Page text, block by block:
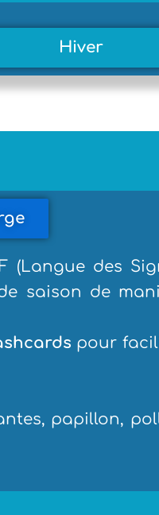
Hiver
(Langue des
saison de
pour
papillon,